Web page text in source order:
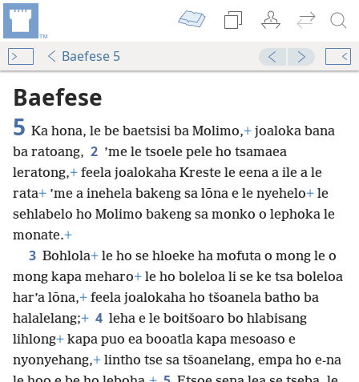
Baefese 5
Baefese
5 Ka hona, le be baetsisi ba Molimo,+ joaloka bana
ba ratoang, 2 ’me le tsoele pele ho tsamaea
leratong,+ feela joalokaha Kreste le eena a ile a le
rata+ ’me a inehela bakeng sa lōna e le nyehelo+ le
sehlabelo ho Molimo bakeng sa monko o lephoka le
monate.+
3 Bohlola+ le ho se hloeke ha mofuta o mong le o
mong kapa meharo+ le ho boleloa li se ke tsa boleloa
har’a lōna,+ feela joalokaha ho tšoanela batho ba
halalelang;+ 4 leha e le boitšoaro bo hlabisang
lihlong+ kapa puo ea booatla kapa mesoaso e
nyonyehang,+ lintho tse sa tšoanelang, empa ho e-na